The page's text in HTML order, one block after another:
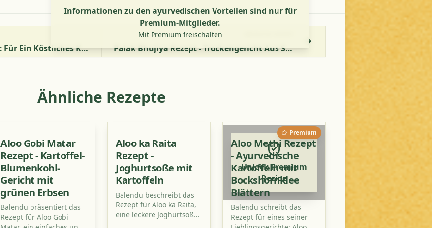
Informationen zu den ayurvedischen Vorteilen sind nur für
Premium-Mitglieder.
Mit Premium freischalten
Nariyal Ki Barfi - Rezept Für Ein Köstliches Kokosnussdessert Palak Bhujiya Rezept - Trockengericht Aus Spinat
Ähnliche Rezepte
Aloo Gobi Matar
Rezept - Kartoffel-
Blumenkohl-
Gericht mit
grünen Erbsen
Balendu präsentiert das
Rezept für Aloo Gobi
Aloo ka Raita
Rezept -
Joghurtsoße mit
Kartoffeln
Balendu beschreibt das
Rezept für Aloo ka Raita,
eine leckere Joghurtsoße
Premium
Unlock Premium
Recipe
Aloo Methi Rezept
- Ayurvedische
Kartoffeln mit
Bockshornklee
Blättern
Balendu schreibt das
Rezept für eines seiner